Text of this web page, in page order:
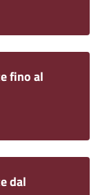
fino al
dal